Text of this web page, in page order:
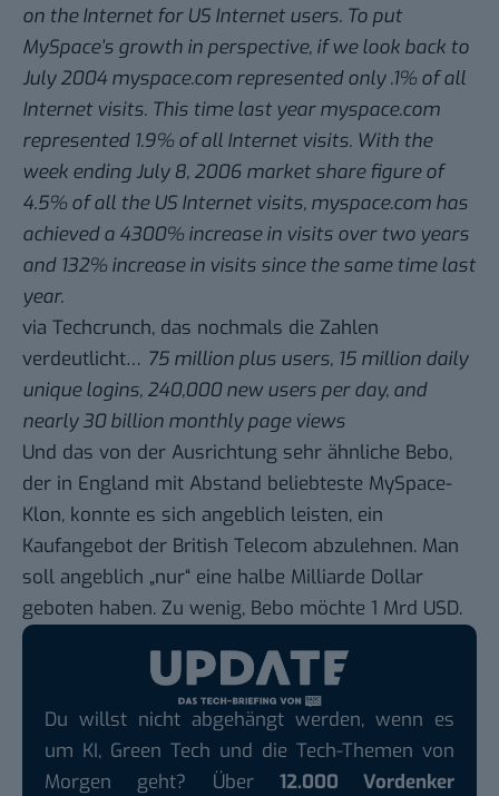
on the Internet for US Internet users. To put
MySpace’s growth in perspective, if we look back to
July 2004 myspace.com represented only .1% of all
Internet visits. This time last year myspace.com
represented 1.9% of all Internet visits. With the
week ending July 8, 2006 market share figure of
4.5% of all the US Internet visits, myspace.com has
achieved a 4300% increase in visits over two years
and 132% increase in visits since the same time last
year.
via Techcrunch, das nochmals die Zahlen
verdeutlicht… 75 million plus users, 15 million daily
unique logins, 240,000 new users per day, and
nearly 30 billion monthly page views
Und das von der Ausrichtung sehr ähnliche Bebo,
der in England mit Abstand beliebteste MySpace-
Klon, konnte es sich angeblich leisten, ein
Kaufangebot der British Telecom abzulehnen. Man
soll angeblich „nur“ eine halbe Milliarde Dollar
geboten haben. Zu wenig, Bebo möchte 1 Mrd USD.
Du willst nicht abgehängt werden, wenn es
um KI, Green Tech und die Tech-Themen von
Morgen geht? Über 12.000 Vordenker